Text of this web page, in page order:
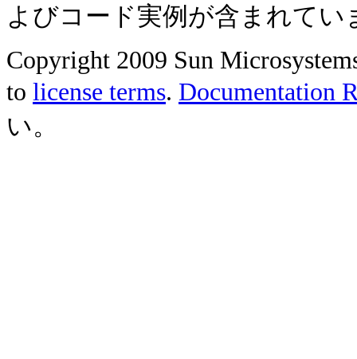
よびコード実例が含まれてい
Copyright 2009 Sun
to license terms. Documentation
い。